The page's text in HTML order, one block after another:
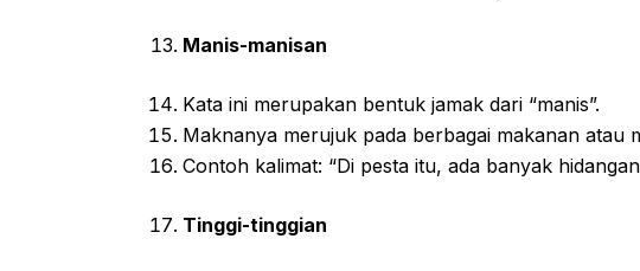
Manis-manisan
Kata ini merupakan bentuk jamak dari “manis”.
Maknanya merujuk pada berbagai makanan atau
Contoh kalimat: “Di pesta itu, ada banyak
Tinggi-tinggian